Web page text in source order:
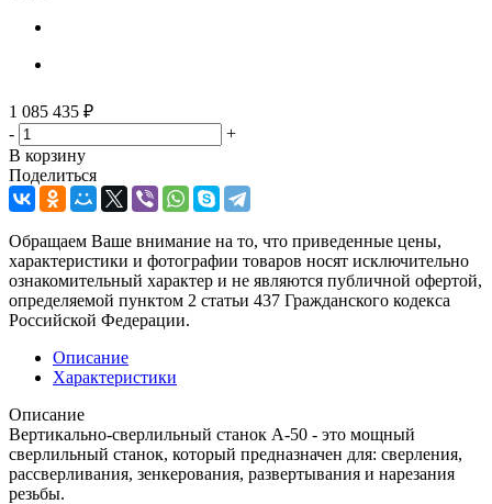
1 085 435 ₽
-
+
В корзину
Поделиться
Обращаем Ваше внимание на то, что приведенные цены,
характеристики и фотографии товаров носят исключительно
ознакомительный характер и не являются публичной офертой,
определяемой пунктом 2 статьи 437 Гражданского кодекса
Российской Федерации.
Описание
Характеристики
Описание
Вертикально-сверлильный станок A-50 - это мощный
сверлильный станок, который предназначен для: сверления,
рассверливания, зенкерования, развертывания и нарезания
резьбы.